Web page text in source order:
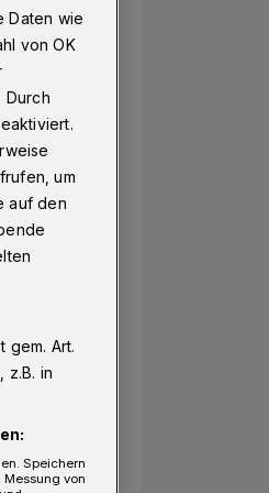
Daten wie
von OK
Durch
um
auf den
gem. Art.
z.B. in
Speichern
von